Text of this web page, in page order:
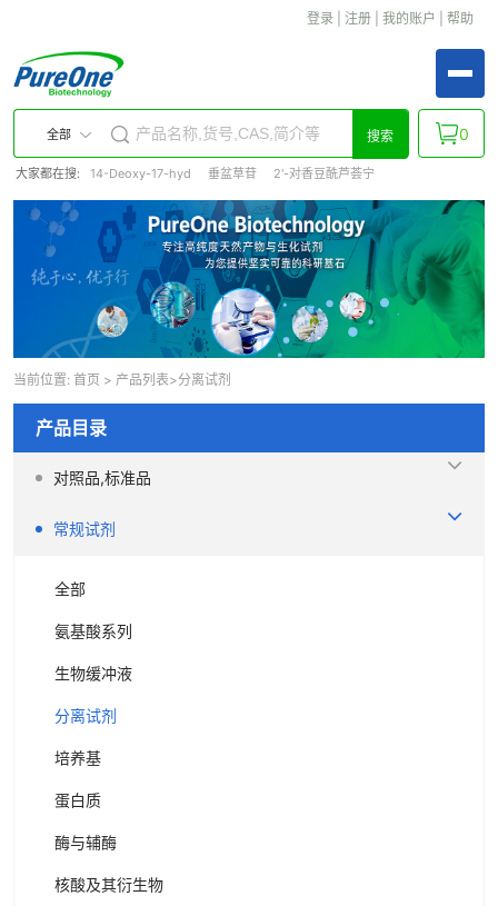
登录 注册 我的账户 帮助
全部 搜索
大家都在搜: 14-Deoxy-17-hyd 垂盆草苷 2'-对香豆酰芦荟宁
0
当前位置: 首页 > 产品列表>分离试剂
产品目录
对照品,标准品
常规试剂
全部
氨基酸系列
生物缓冲液
分离试剂
培养基
蛋白质
酶与辅酶
核酸及其衍生物